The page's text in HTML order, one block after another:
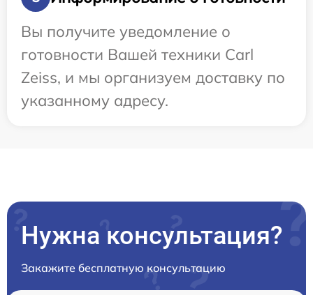
Вы получите уведомление о
готовности Вашей техники Carl
Zeiss, и мы организуем доставку по
указанному адресу.
Нужна консультация?
Закажите бесплатную консультацию